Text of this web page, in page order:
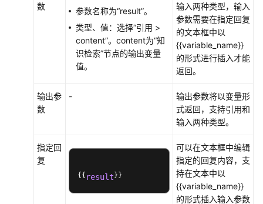
数
参数名称为“result”。
类型、值：选择“引用 >
content”。content为“知
识检索”节点的输出变量
值。
输入两种类型，输入
参数需要在指定回复
的文本框中以
{{variable_name}}
的形式进行插入才能
返回。
输出参
数
-
输出参数将以变量形
式返回，支持引用和
输入两种类型。
指定回
复
{{ result}}
可以在文本框中编辑
指定的回复内容，支
持在文本中以
{{variable_name}}
的形式插入输入参数